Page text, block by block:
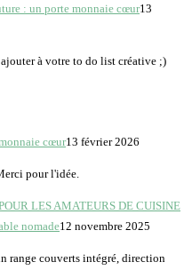
: un porte monnaie cœur13
à votre to do list créative ;)
cœur13 février 2026
pour l'idée.
LES AMATEURS DE CUISINE
nomade12 novembre 2025
range couverts intégré, direction